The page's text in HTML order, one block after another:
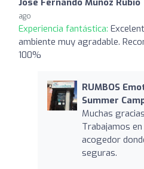
ago
Experiencia fantástica:
ambiente muy agradable.
100%
RUMBOS
Summer
Muchas
Trabajamos
acogedor
seguras.